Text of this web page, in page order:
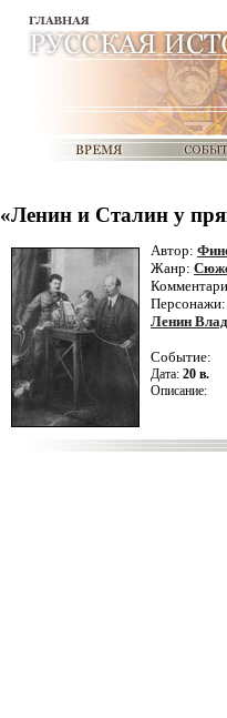
«Ленин и Сталин у
Автор:
Жанр:
Персонажи:
Ленин
Событие:
Дата: 20 в.
Описание: